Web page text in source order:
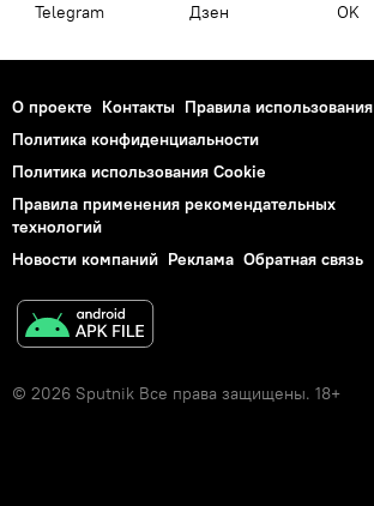
Telegram Дзен OK
О проекте Контакты Правила использования
Политика конфиденциальности
Политика использования Cookie
Правила применения рекомендательных
технологий
Новости компаний Реклама Обратная связь
© 2026 Sputnik Все права защищены. 18+